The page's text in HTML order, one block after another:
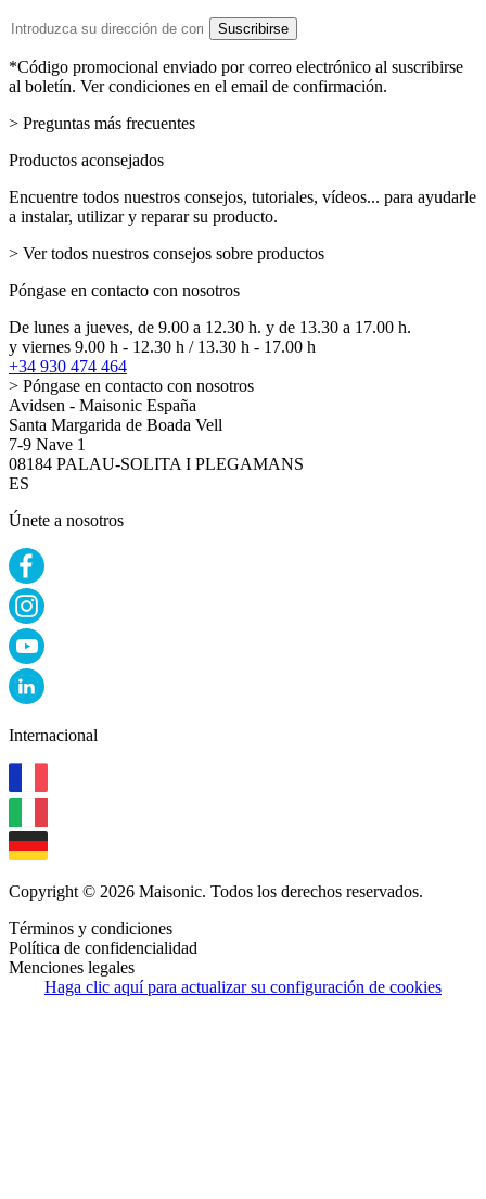
Dirección
email
Suscribirse
*Código promocional enviado por correo electrónico al suscribirse
al boletín. Ver condiciones en el email de confirmación.
> Preguntas más frecuentes
Productos aconsejados
Encuentre todos nuestros consejos, tutoriales, vídeos... para ayudarle
a instalar, utilizar y reparar su producto.
> Ver todos nuestros consejos sobre productos
Póngase en contacto con nosotros
De lunes a jueves, de 9.00 a 12.30 h. y de 13.30 a 17.00 h.
y viernes 9.00 h - 12.30 h / 13.30 h - 17.00 h
+34 930 474 464
> Póngase en contacto con nosotros
Avidsen - Maisonic España
Santa Margarida de Boada Vell
7-9 Nave 1
08184 PALAU-SOLITA I PLEGAMANS
ES
Únete a nosotros
Internacional
Copyright © 2026 Maisonic. Todos los derechos reservados.
Términos y condiciones
Política de confidencialidad
Menciones legales
Haga clic aquí para actualizar su configuración de cookies